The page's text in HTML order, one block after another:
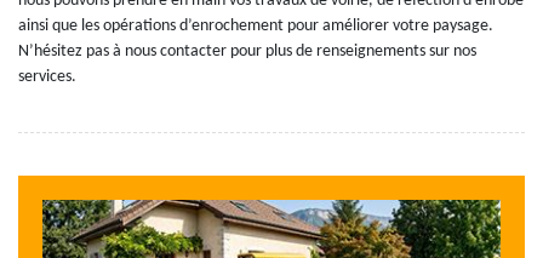
ainsi que les opérations d’enrochement pour améliorer votre paysage.
N’hésitez pas à nous contacter pour plus de renseignements sur nos
services.